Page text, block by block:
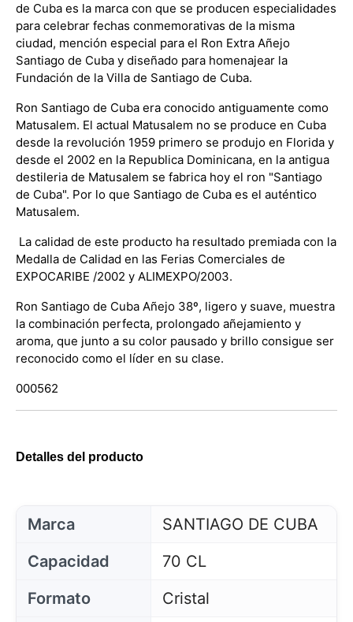
de Cuba es la marca con que se producen especialidades
para celebrar fechas conmemorativas de la misma
ciudad, mención especial para el Ron Extra Añejo
Santiago de Cuba y diseñado para homenajear la
Fundación de la Villa de Santiago de Cuba.
Ron Santiago de Cuba era conocido antiguamente como
Matusalem. El actual Matusalem no se produce en Cuba
desde la revolución 1959 primero se produjo en Florida y
desde el 2002 en la Republica Dominicana, en la antigua
destileria de Matusalem se fabrica hoy el ron "Santiago
de Cuba". Por lo que Santiago de Cuba es el auténtico
Matusalem.
La calidad de este producto ha resultado premiada con la
Medalla de Calidad en las Ferias Comerciales de
EXPOCARIBE /2002 y ALIMEXPO/2003.
Ron Santiago de Cuba Añejo 38º, ligero y suave, muestra
la combinación perfecta, prolongado añejamiento y
aroma, que junto a su color pausado y brillo consigue ser
reconocido como el líder en su clase.
000562
Detalles del producto
Marca
SANTIAGO DE CUBA
Capacidad
70 CL
Formato
Cristal